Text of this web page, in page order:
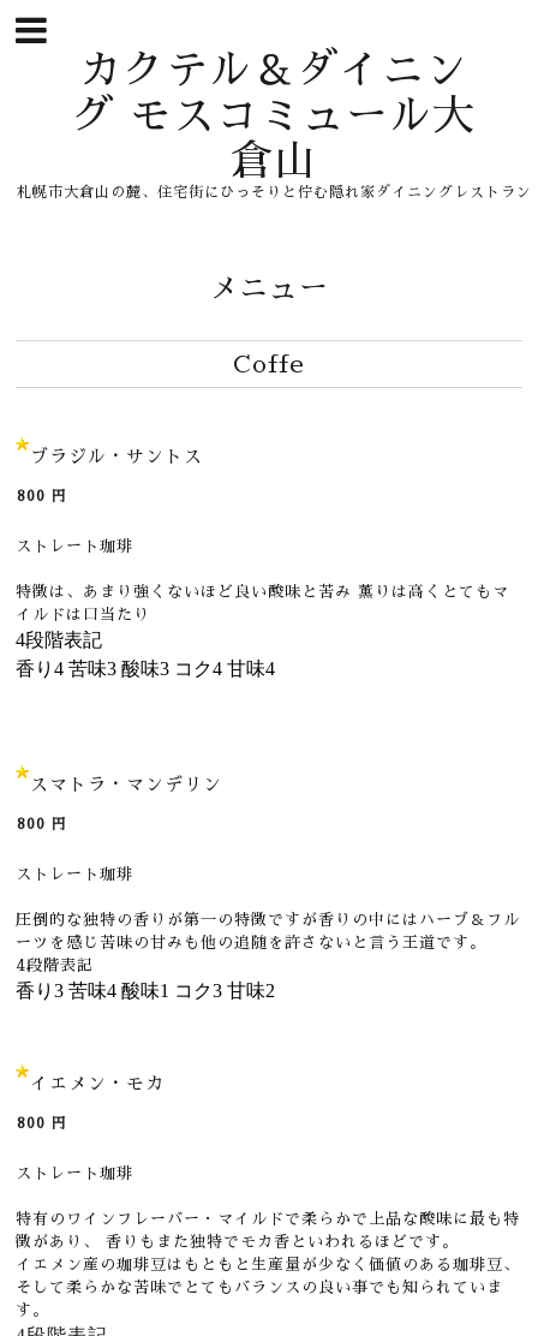
カクテル＆ダイニン
グ モスコミュール大
倉山
札幌市大倉山の麓、住宅街にひっそりと佇む隠れ家ダイニングレストラン
メニュー
Coffe
ブラジル・サントス
800 円
ストレート珈琲
特徴は、あまり強くないほど良い酸味と苦み 薫りは高くとてもマ
イルドは口当たり
4段階表記
香り4 苦味3酸味3 コク4甘味4
スマトラ・マンデリン
800 円
ストレート珈琲
圧倒的な独特の香りが第一の特徴ですが香りの中にはハーブ＆フル
ーツを感じ苦味の甘みも他の追随を許さないと言う王道です。
4段階表記
香り3 苦味4酸味1 コク3甘味2
イエメン・モカ
800 円
ストレート珈琲
特有のワインフレーバー・マイルドで柔らかで上品な酸味に最も特
徴があり、 香りもまた独特でモカ香といわれるほどです。
イエメン産の珈琲豆はもともと生産量が少なく価値のある珈琲豆、
そして柔らかな苦味でとてもバランスの良い事でも知られていま
す。